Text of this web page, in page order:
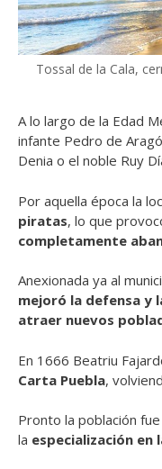
Tossal de la Cala,
A lo largo de la Edad
infante Pedro de
Denia o el noble Ruy
Por aquella época la
piratas, lo que
completamente
Anexionada ya al
mejoró la defensa y
atraer nuevos
En 1666 Beatriu
Carta Puebla,
Pronto la población
la especialización en